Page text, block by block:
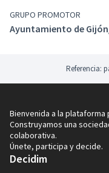
de la encuesta serán
www.gijon.es
GRUPO PROMOTOR
Ayuntamiento de
Referencia:
Bienvenida a la
Construyamos una
colaborativa.
Únete, participa y decide.
Decidim